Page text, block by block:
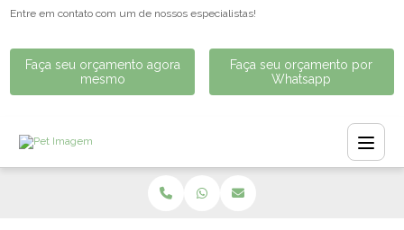
Entre em contato com um de nossos especialistas!
Faça seu orçamento agora
mesmo
Faça seu orçamento por
Whatsapp